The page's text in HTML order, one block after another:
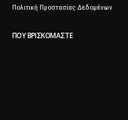
Πολιτική Προστασίας Δεδομένων
ΠΟΥ ΒΡΙΣΚΌΜΑΣΤΕ